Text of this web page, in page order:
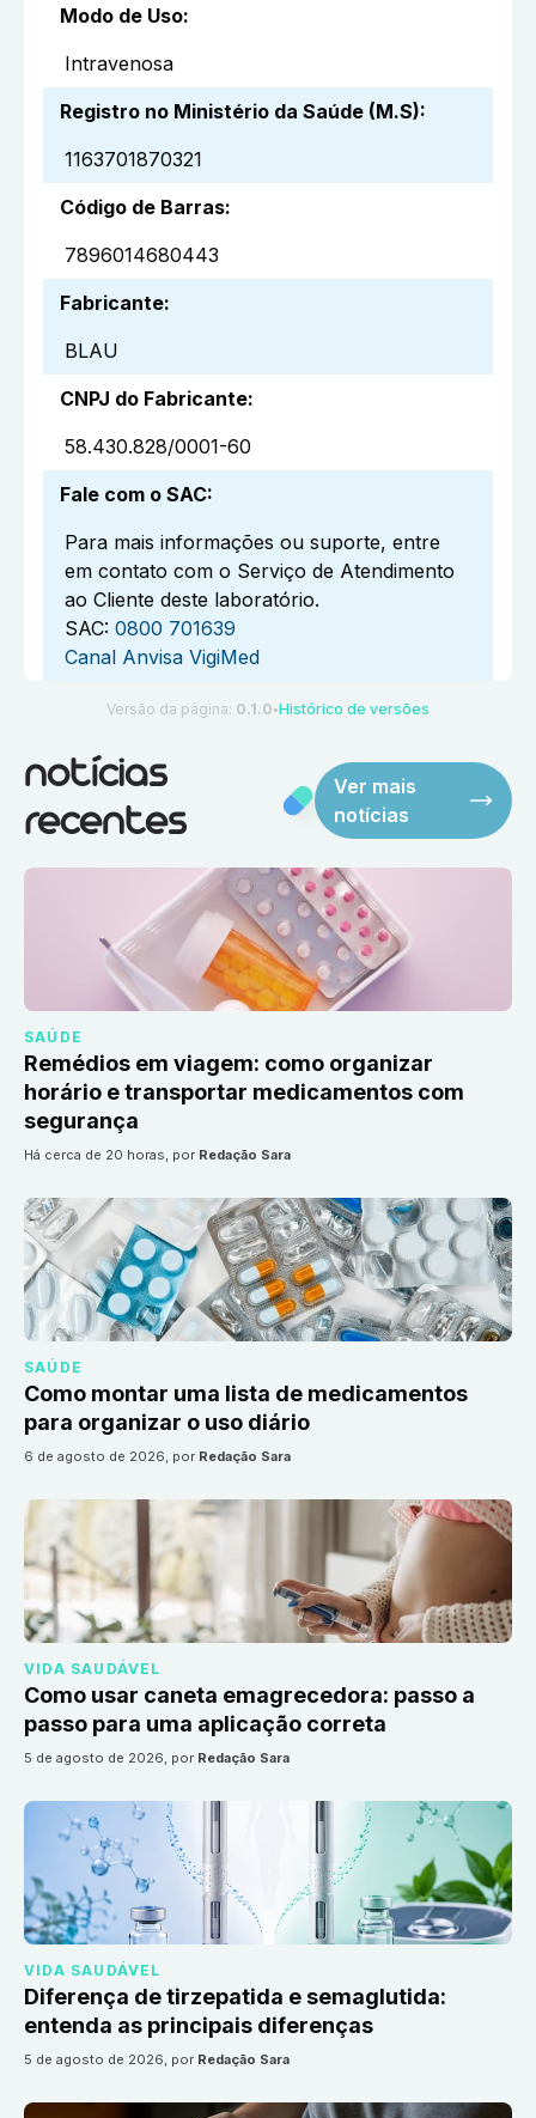
Modo de Uso:
Intravenosa
Registro no Ministério da Saúde (M.S):
1163701870321
Código de Barras:
7896014680443
Fabricante:
BLAU
CNPJ do Fabricante:
58.430.828/0001-60
Fale com o SAC:
Para mais informações ou suporte, entre
em contato com o Serviço de Atendimento
ao Cliente deste laboratório.
SAC: 0800 701639
Canal Anvisa VigiMed
Versão da página: 0.1.0 ●Histórico de versões
notícias
recentes
Ver mais
notícias
SAÚDE
Remédios em viagem: como organizar
horário e transportar medicamentos com
segurança
há cerca de 20 horas, por Redação Sara
SAÚDE
Como montar uma lista de medicamentos
para organizar o uso diário
6 de agosto de 2026, por Redação Sara
VIDA SAUDÁVEL
Como usar caneta emagrecedora: passo a
passo para uma aplicação correta
5 de agosto de 2026, por Redação Sara
VIDA SAUDÁVEL
Diferença de tirzepatida e semaglutida:
entenda as principais diferenças
5 de agosto de 2026, por Redação Sara